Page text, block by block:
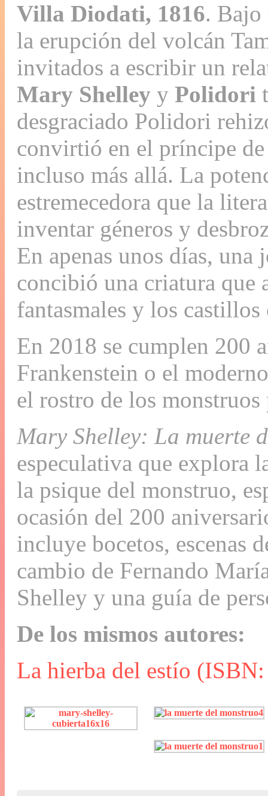
Villa Diodati, 1816. Bajo
la erupción del volcán
invitados a escribir un
Mary Shelley y Polidori
desgraciado Polidori
convirtió en el príncipe
incluso más allá. La
estremecedora que la
inventar géneros y
En apenas unos días,
concibió una criatura que
fantasmales y los
En 2018 se cumplen 200
Frankenstein o el
el rostro de los monstruos
Mary Shelley: La muerte
especulativa que explora
la psique del monstruo,
ocasión del 200
incluye bocetos, escenas
cambio de Fernando
Shelley y una guía de
De los mismos autores:
La hierba del estío